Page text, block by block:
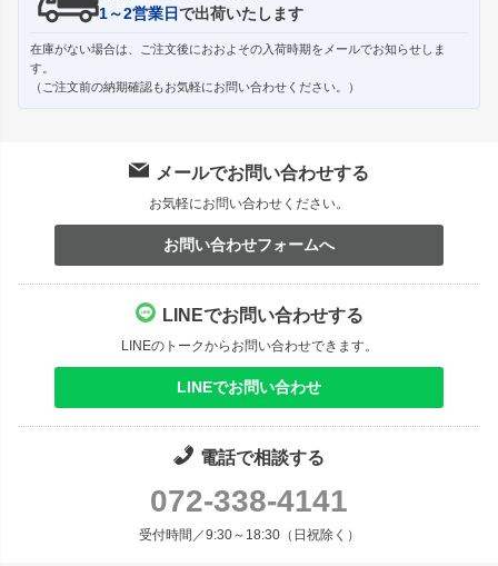
1～2営業日で出荷いたします
在庫がない場合は、ご注文後におおよその入荷時期をメールでお知らせしま
す。
（ご注文前の納期確認もお気軽にお問い合わせください。）
メールでお問い合わせする
お気軽にお問い合わせください。
お問い合わせフォームへ
LINEでお問い合わせする
LINEのトークからお問い合わせできます。
LINEでお問い合わせ
電話で相談する
072-338-4141
受付時間／9:30～18:30（日祝除く）